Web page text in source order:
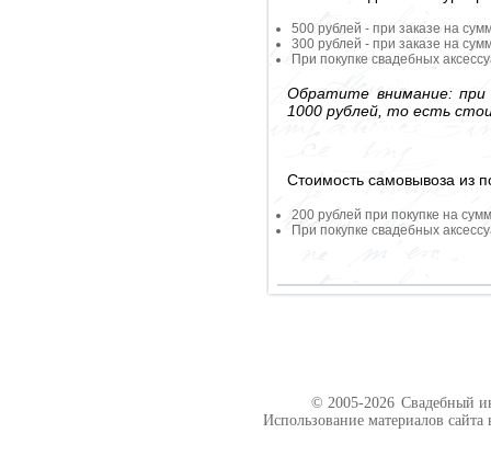
500 рублей - при заказе на
300 рублей - при заказе на
При покупке свадебных
Обратите внимание: при
1000 рублей, то есть
Стоимость самовывоза из
200 рублей при покупке на
При покупке свадебных
© 2005-2026 Свадебный
Использование материалов